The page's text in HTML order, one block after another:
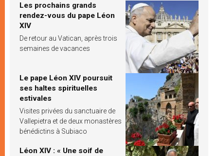
Les prochains grands
rendez-vous du pape Léon
XIV
De retour au Vatican, après trois
semaines de vacances
Le pape Léon XIV poursuit
ses haltes spirituelles
estivales
Visites privées du sanctuaire de
Vallepietra et de deux monastères
bénédictins à Subiaco
Léon XIV : « Une soif de